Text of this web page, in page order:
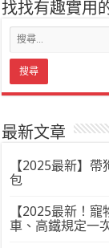
找找有趣實用
最新文章
【2025最新】
包
【2025最新！
車、高鐵規定一